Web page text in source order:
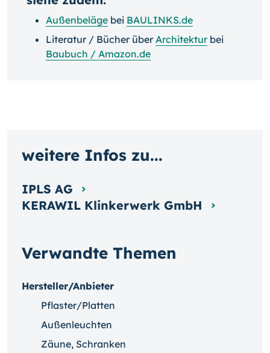
Außenbeläge bei BAULINKS.de
Literatur / Bücher über Architekturbei
Baubuch / Amazon.de
Verwandte Themen
Hersteller/Anbieter
Pflaster/Platten
Außenleuchten
Zäune, Schranken
weitere Infos zu...
IPLS AG
KERAWIL Klinkerwerk GmbH